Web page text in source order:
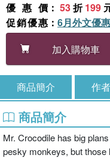
優惠價 ： 53折199
促銷優惠 ： 6月外文優惠
加入購物車
商品簡介 作
商品簡介
Mr. Crocodile has big
pesky monkeys, but those